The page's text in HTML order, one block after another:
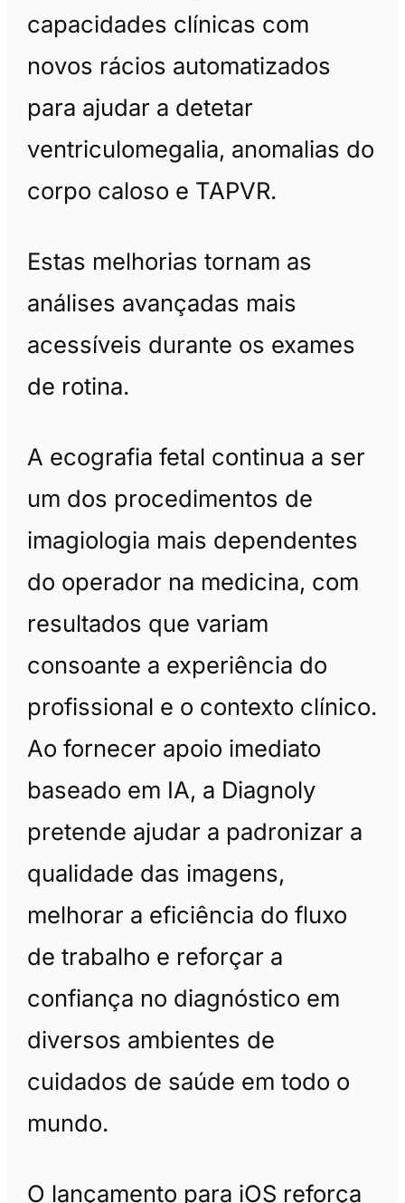
capacidades clínicas com
novos rácios automatizados
para ajudar a detetar
ventriculomegalia, anomalias do
corpo caloso e TAPVR.
Estas melhorias tornam as
análises avançadas mais
acessíveis durante os exames
de rotina.
A ecografia fetal continua a ser
um dos procedimentos de
imagiologia mais dependentes
do operador na medicina, com
resultados que variam
consoante a experiência do
profissional e o contexto clínico.
Ao fornecer apoio imediato
baseado em IA, a Diagnoly
pretende ajudar a padronizar a
qualidade das imagens,
melhorar a eficiência do fluxo
de trabalho e reforçar a
confiança no diagnóstico em
diversos ambientes de
cuidados de saúde em todo o
mundo.
O lançamento para iOS reforça